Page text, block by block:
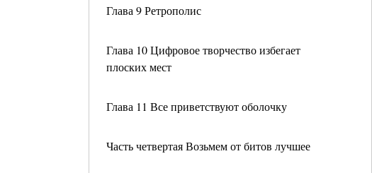
Глава 9 Ретрополис
Глава 10 Цифровое творчество избегает
плоских мест
Глава 11 Все приветствуют оболочку
Часть четвертая Возьмем от битов лучшее